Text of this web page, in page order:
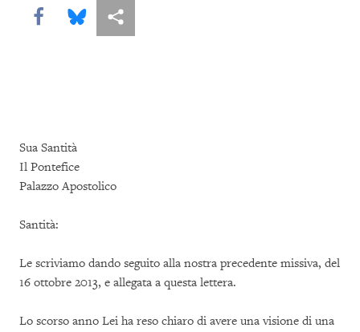
Share this via Facebook
Share this via Bluesky
More sharing options
Sua Santità
Il Pontefice
Palazzo Apostolico
Santità:
Le scriviamo dando seguito alla nostra precedente missiva, del
16 ottobre 2013, e allegata a questa lettera.
Lo scorso anno Lei ha reso chiaro di avere una visione di una